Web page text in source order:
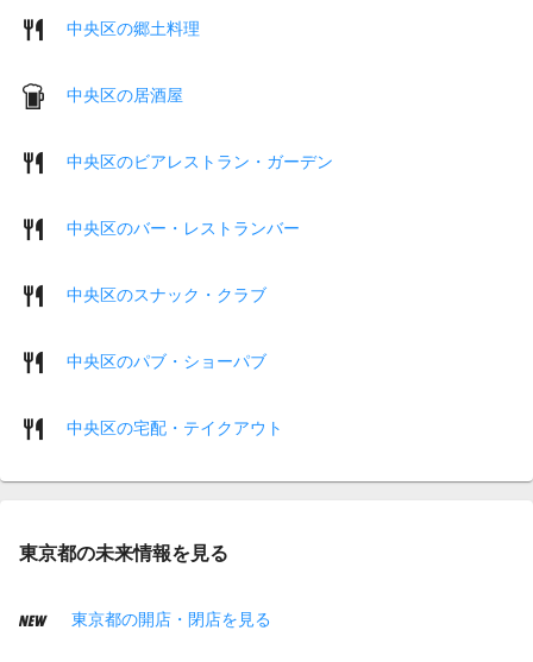
中央区の郷土料理
中央区の居酒屋
中央区のビアレストラン・ガーデン
中央区のバー・レストランバー
中央区のスナック・クラブ
中央区のパブ・ショーパブ
中央区の宅配・テイクアウト
東京都の未来情報を見る
東京都の開店・閉店を見る